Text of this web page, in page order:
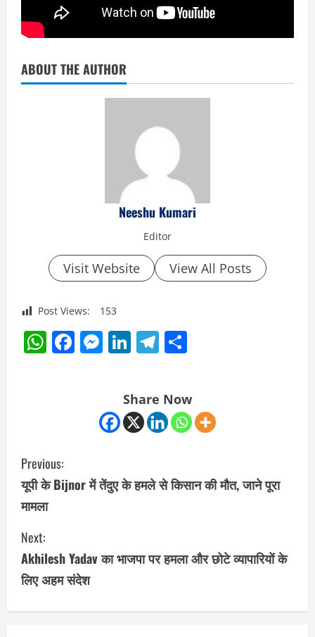
ABOUT THE AUTHOR
Neeshu Kumari
Editor
Visit Website View All Posts
Post Views: 153
WhatsApp
Facebook
Messenger
LinkedIn
Telegram
Share Now
C
o
n
t
i
n
Previous:
यूपी के Bijnor में तेंदुए के हमले से किसान की मौत, जाने पूरा
मामला
Next:
Akhilesh Yadav का भाजपा पर हमला और छोटे व्यापारियों के
लिए अहम संदेश